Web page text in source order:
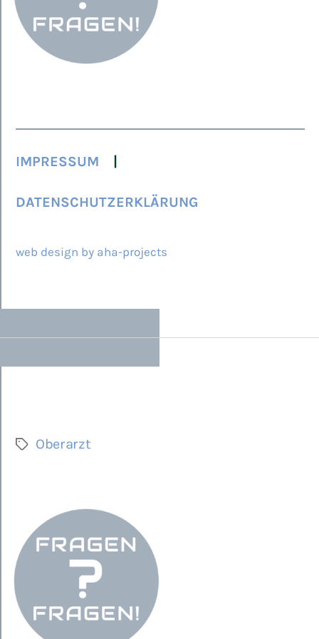
IMPRESSUM
DATENSCHUTZERKLÄRUNG
web design by aha-projects
Schlagwörter
Oberarzt